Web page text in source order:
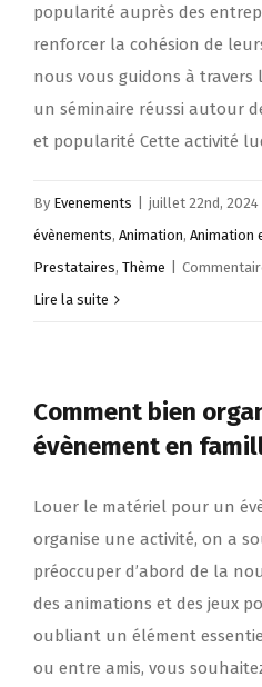
popularité auprès des
renforcer la cohésion de
nous vous guidons à travers
un séminaire réussi autour
et popularité Cette activité
By Evenements juillet 22nd, 2024
évènements, Animation, Animation
Prestataires, Thème
Lire la suite
Comment bien
évènement en
Louer le matériel pour un
organise une activité, on a
préoccuper d’abord de la
des animations et des jeux
oubliant un élément
ou entre amis, vous